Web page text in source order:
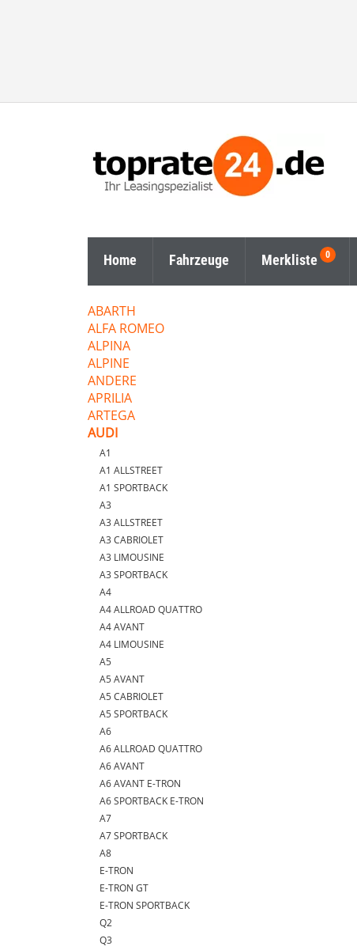
Home Fahrzeuge Merkliste
ABARTH
ALFA ROMEO
ALPINA
ALPINE
ANDERE
APRILIA
ARTEGA
AUDI
A1
A1 ALLSTREET
A1 SPORTBACK
A3
A3 ALLSTREET
A3 CABRIOLET
A3 LIMOUSINE
A3 SPORTBACK
A4
A4 ALLROAD QUATTRO
A4 AVANT
A4 LIMOUSINE
A5
A5 AVANT
A5 CABRIOLET
A5 SPORTBACK
A6
A6 ALLROAD QUATTRO
A6 AVANT
A6 AVANT E-TRON
A6 SPORTBACK E-TRON
A7
A7 SPORTBACK
A8
E-TRON
E-TRON GT
E-TRON SPORTBACK
Q2
Q3